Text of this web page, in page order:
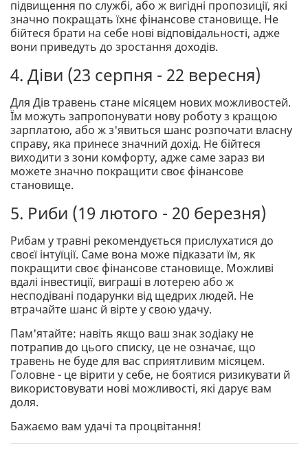
підвищення по службі, або ж вигідні пропозиції, які
значно покращать їхнє фінансове становище. Не
бійтеся брати на себе нові відповідальності, адже
вони приведуть до зростання доходів.
4. Діви (23 серпня - 22 вересня)
Для Дів травень стане місяцем нових можливостей.
Їм можуть запропонувати нову роботу з кращою
зарплатою, або ж з'явиться шанс розпочати власну
справу, яка принесе значний дохід. Не бійтеся
виходити з зони комфорту, адже саме зараз ви
можете значно покращити своє фінансове
становище.
5. Риби (19 лютого - 20 березня)
Рибам у травні рекомендується прислухатися до
своєї інтуїції. Саме вона може підказати їм, як
покращити своє фінансове становище. Можливі
вдалі інвестиції, виграші в лотерею або ж
несподівані подарунки від щедрих людей. Не
втрачайте шанс й вірте у свою удачу.
Пам'ятайте: навіть якщо ваш знак зодіаку не
потрапив до цього списку, це не означає, що
травень не буде для вас сприятливим місяцем.
Головне - це вірити у себе, не боятися ризикувати й
використовувати нові можливості, які дарує вам
доля.
Бажаємо вам удачі та процвітання!